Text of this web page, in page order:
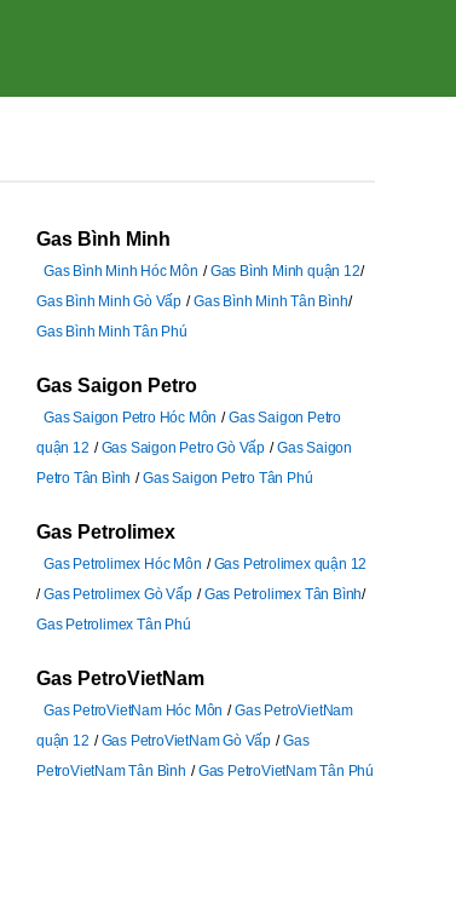
Gas Bình Minh
Gas Bình Minh Hóc Môn
Gas Bình Minh quận 12
Gas Bình Minh Gò Vấp
Gas Bình Minh Tân Bình
Gas Bình Minh Tân Phú
Gas Saigon Petro
Gas Saigon Petro Hóc Môn
Gas Saigon Petro
quận 12
Gas Saigon Petro Gò Vấp
Gas Saigon
Petro Tân Bình
Gas Saigon Petro Tân Phú
Gas Petrolimex
Gas Petrolimex Hóc Môn
Gas Petrolimex quận 12
Gas Petrolimex Gò Vấp
Gas Petrolimex Tân Bình
Gas Petrolimex Tân Phú
Gas PetroVietNam
Gas PetroVietNam Hóc Môn
Gas PetroVietNam
quận 12
Gas PetroVietNam Gò Vấp
Gas
PetroVietNam Tân Bình
Gas PetroVietNam Tân Phú